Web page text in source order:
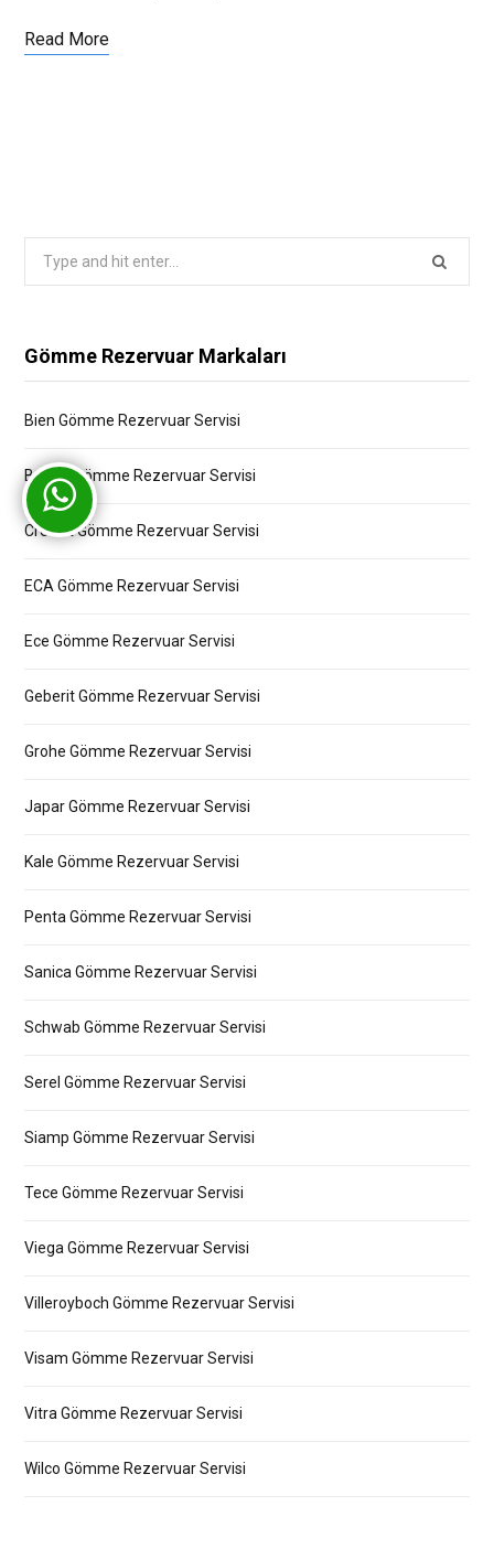
Read More
Gömme Rezervuar Markaları
Bien Gömme Rezervuar Servisi
Bocchi Gömme Rezervuar Servisi
Creavit Gömme Rezervuar Servisi
ECA Gömme Rezervuar Servisi
Ece Gömme Rezervuar Servisi
Geberit Gömme Rezervuar Servisi
Grohe Gömme Rezervuar Servisi
Japar Gömme Rezervuar Servisi
Kale Gömme Rezervuar Servisi
Penta Gömme Rezervuar Servisi
Sanica Gömme Rezervuar Servisi
Schwab Gömme Rezervuar Servisi
Serel Gömme Rezervuar Servisi
Siamp Gömme Rezervuar Servisi
Tece Gömme Rezervuar Servisi
Viega Gömme Rezervuar Servisi
Villeroyboch Gömme Rezervuar Servisi
Visam Gömme Rezervuar Servisi
Vitra Gömme Rezervuar Servisi
Wilco Gömme Rezervuar Servisi